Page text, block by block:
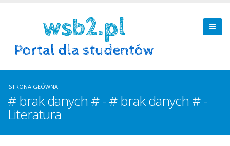
STRONA GŁÓWNA
# brak danych # - # brak danych # -
Literatura